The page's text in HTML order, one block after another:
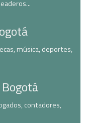
música, deportes,
contadores,